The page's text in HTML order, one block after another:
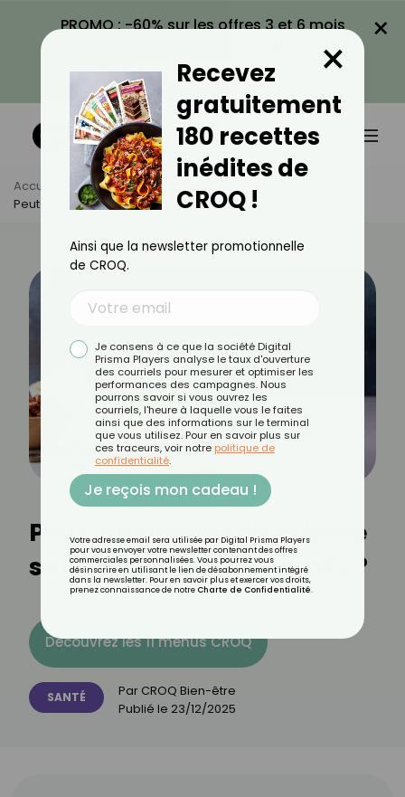
PROMO : -60% sur les offres 3 et 6 mois
VOIR LA PROMO
×
Accueil Actus
Santé
Peut-On Donner De La Bière Sans Alcool À Ses Enfants ?
Peut-on donner de la bière
sans alcool à ses enfants ?
Découvrez les 11 menus CROQ
SANTÉ Par CROQ Bien-être
Publié le 23/12/2025
Recevez
gratuitement
180 recettes
inédites de
CROQ !
×
Ainsi que la newsletter promotionnelle
de CROQ.
Je consens à ce que la société Digital
Prisma Players analyse le taux d'ouverture
des courriels pour mesurer et optimiser les
performances des campagnes. Nous
pourrons savoir si vous ouvrez les
courriels, l'heure à laquelle vous le faites
ainsi que des informations sur le terminal
que vous utilisez. Pour en savoir plus sur
ces traceurs, voir notre politique de
confidentialité.
Je reçois mon cadeau !
Votre adresse email sera utilisée par Digital Prisma Players
pour vous envoyer votre newsletter contenant des offres
commerciales personnalisées. Vous pourrez vous
désinscrire en utilisant le lien de désabonnement intégré
dans la newsletter. Pour en savoir plus et exercer vos droits,
prenez connaissance de notre Charte de Confidentialité.